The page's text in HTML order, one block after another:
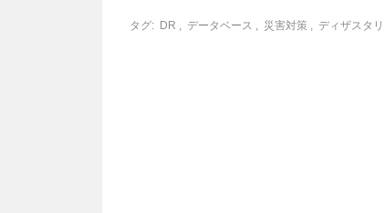
タグ: DR , データベース , 災害対策 , ディザスタリ